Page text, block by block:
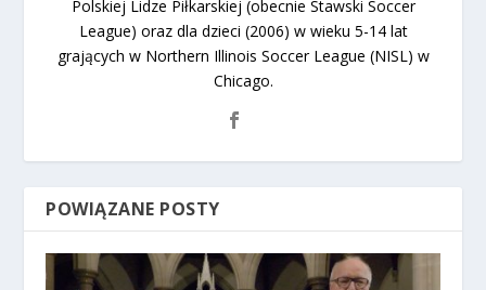
Polskiej Lidze Piłkarskiej (obecnie Stawski Soccer
League) oraz dla dzieci (2006) w wieku 5-14 lat
grających w Northern Illinois Soccer League (NISL) w
Chicago.
POWIĄZANE POSTY